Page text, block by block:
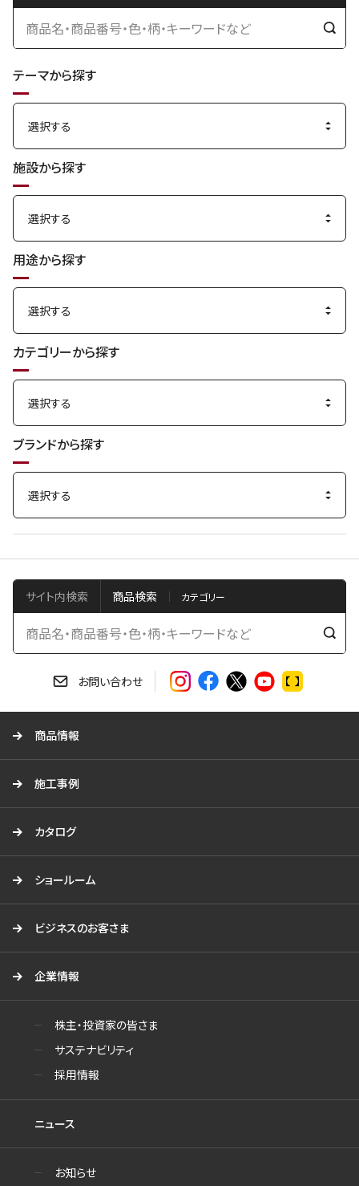
検
テーマから探す
施設から探す
用途から探す
カテゴリーから探す
ブランドから探す
サイト内検索 商品検索
検
お問い合わせ
商品情報
施工事例
カタログ
ショールーム
ビジネスのお客さま
企業情報
株主・投資家の皆さま
サステナビリティ
採用情報
ニュース
お知らせ